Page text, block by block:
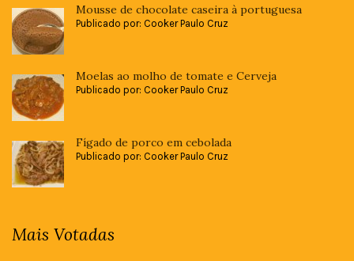
Mousse de chocolate caseira à portuguesa
Publicado por: Cooker Paulo Cruz
Moelas ao molho de tomate e Cerveja
Publicado por: Cooker Paulo Cruz
Fígado de porco em cebolada
Publicado por: Cooker Paulo Cruz
Mais Votadas